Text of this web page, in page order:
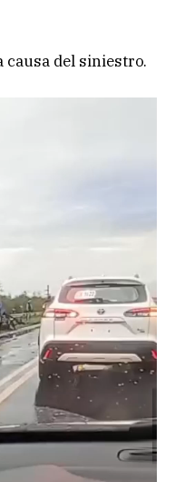
causa del siniestro.